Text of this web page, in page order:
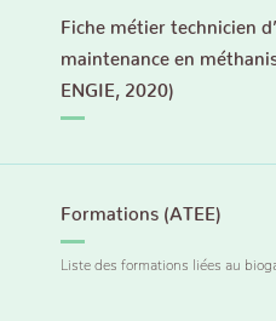
Fiche métier technicien
maintenance en
ENGIE, 2020)
Formations (ATEE)
Liste des formations liées au